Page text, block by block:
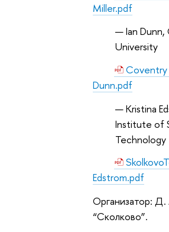
Miller.pdf
Ian
University
Coventry
Dunn.pdf
Kristina
Institute of
Technology
Edstrom.pdf
Организатор:
“Сколково”.